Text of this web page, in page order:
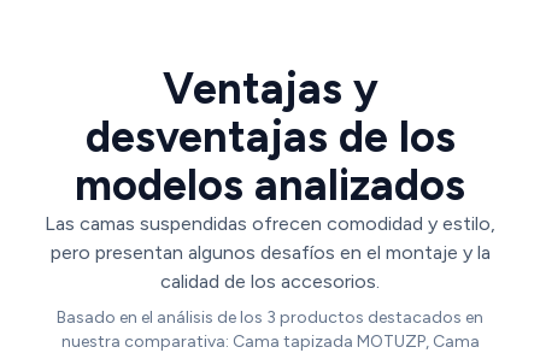
Ventajas y
desventajas de los
modelos analizados
Las camas suspendidas ofrecen comodidad y estilo,
pero presentan algunos desafíos en el montaje y la
calidad de los accesorios.
Basado en el análisis de los 3 productos destacados en
nuestra comparativa: Cama tapizada MOTUZP, Cama